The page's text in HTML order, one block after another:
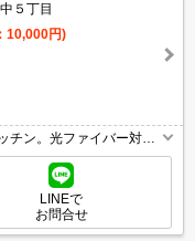
５丁目
10,000円)
チン。光ファイバー対
便座付き。室内洗濯機置
LINEで
お問合せ